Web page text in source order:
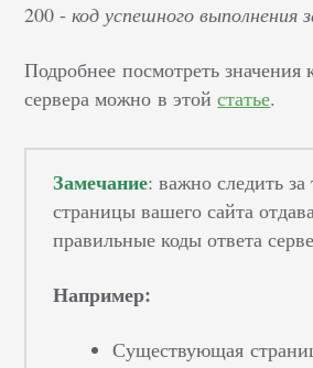
200 -код успешного выполнения
Подробнеепосмотреть значения
сервера можнов этойстатье.
Замечание: важно следить
страницы вашего сайта
правильные коды ответа
Например:
Существующая